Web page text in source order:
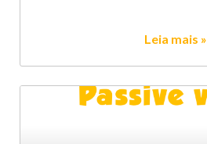
Leia mais »